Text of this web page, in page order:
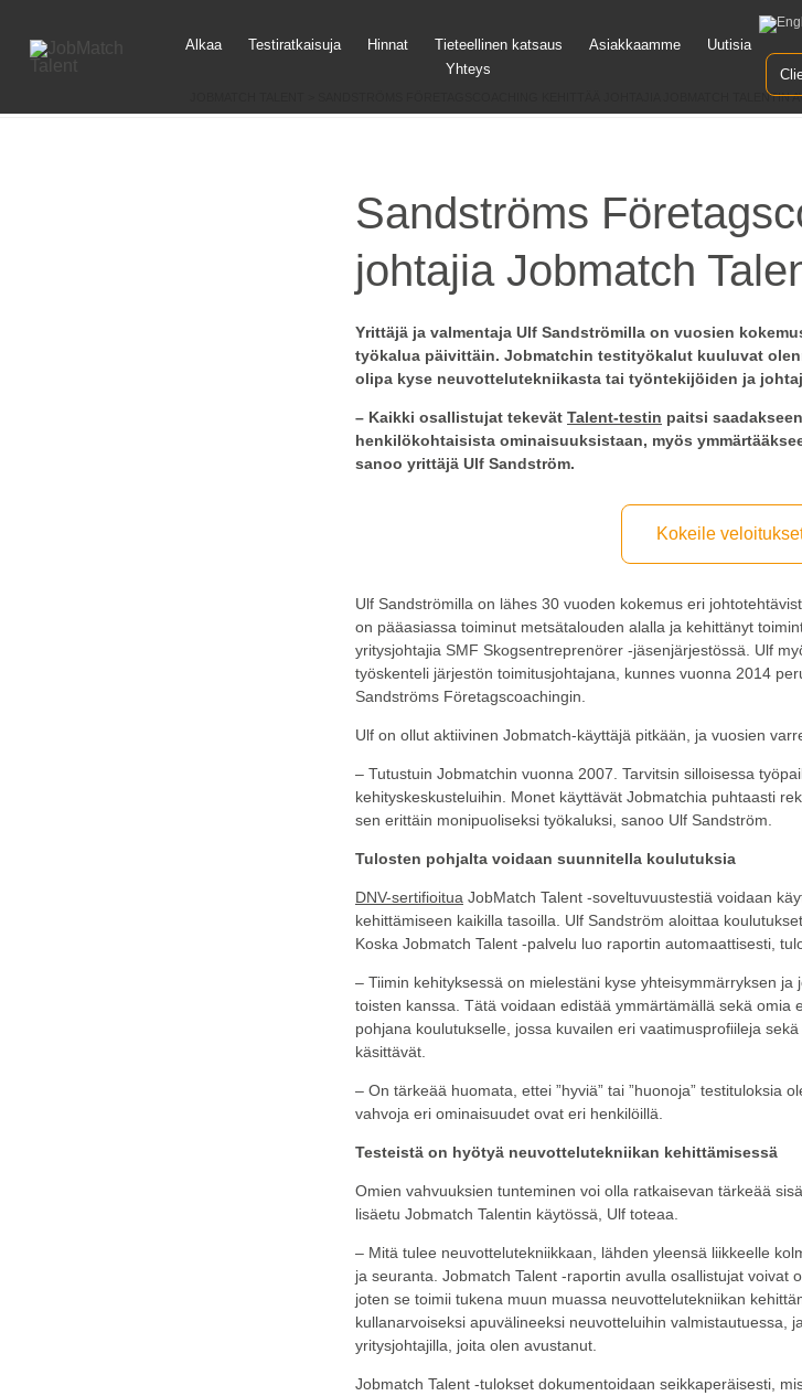
Siirry
Alkaa Testiratkaisuja Hinnat Tieteellinen katsaus Asiakkaamme
Uutisia
Yhteys
SANDSTRÖMS FÖRETAGSCOACHING KEHITTÄÄ JOHTAJIA JOBMATCH TALENTIN
Sandströms
johtajia Jobmatch
Yrittäjä ja valmentaja Ulf Sandströmilla on vuosien
työkalua päivittäin. Jobmatchin testityökalut kuuluvat
olipa kyse neuvottelutekniikasta tai työntekijöiden ja
– Kaikki osallistujat tekevät Talent-testin paitsi
henkilökohtaisista ominaisuuksistaan, myös
sanoo yrittäjä Ulf Sandström.
Kokeile
Ulf Sandströmilla on lähes 30 vuoden kokemus eri
on pääasiassa toiminut metsätalouden alalla ja kehittänyt
yritysjohtajia SMF Skogsentreprenörer -jäsenjärjestössä. Ulf
työskenteli järjestön toimitusjohtajana, kunnes vuonna 2014
Sandströms Företagscoachingin.
Ulf on ollut aktiivinen Jobmatch-käyttäjä pitkään, ja vuosien
– Tutustuin Jobmatchin vuonna 2007. Tarvitsin silloisessa
kehityskeskusteluihin. Monet käyttävät Jobmatchia puhtaasti
sen erittäin monipuoliseksi työkaluksi, sanoo Ulf Sandström.
Tulosten pohjalta voidaan suunnitella koulutuksia
DNV-sertifioitua JobMatch Talent -soveltuvuustestiä voidaan
kehittämiseen kaikilla tasoilla. Ulf Sandström aloittaa
Koska Jobmatch Talent -palvelu luo raportin automaattisesti,
– Tiimin kehityksessä on mielestäni kyse yhteisymmärryksen
toisten kanssa. Tätä voidaan edistää ymmärtämällä sekä omia
pohjana koulutukselle, jossa kuvailen eri vaatimusprofiileja
käsittävät.
– On tärkeää huomata, ettei ”hyviä” tai ”huonoja” testituloksia
vahvoja eri ominaisuudet ovat eri henkilöillä.
Testeistä on hyötyä neuvottelutekniikan kehittämisessä
Omien vahvuuksien tunteminen voi olla ratkaisevan tärkeää
lisäetu Jobmatch Talentin käytössä, Ulf toteaa.
– Mitä tulee neuvottelutekniikkaan, lähden yleensä liikkeelle
ja seuranta. Jobmatch Talent -raportin avulla osallistujat voivat
joten se toimii tukena muun muassa neuvottelutekniikan
kullanarvoiseksi apuvälineeksi neuvotteluihin valmistautuessa,
yritysjohtajilla, joita olen avustanut.
Jobmatch Talent -tulokset dokumentoidaan seikkaperäisesti,